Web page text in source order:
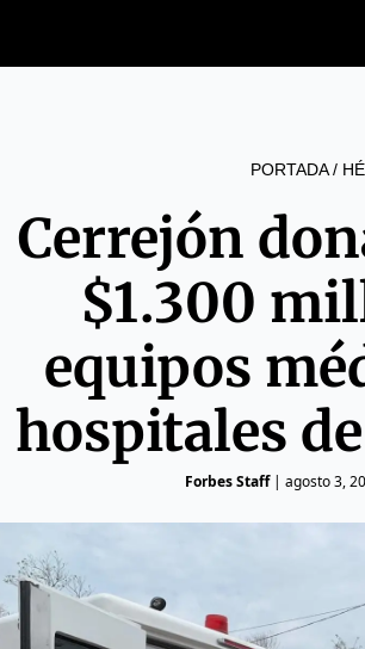
PORTADA/
Cerrejón
$1.300
equipos
hospitales
Forbes Staff| agosto 3,